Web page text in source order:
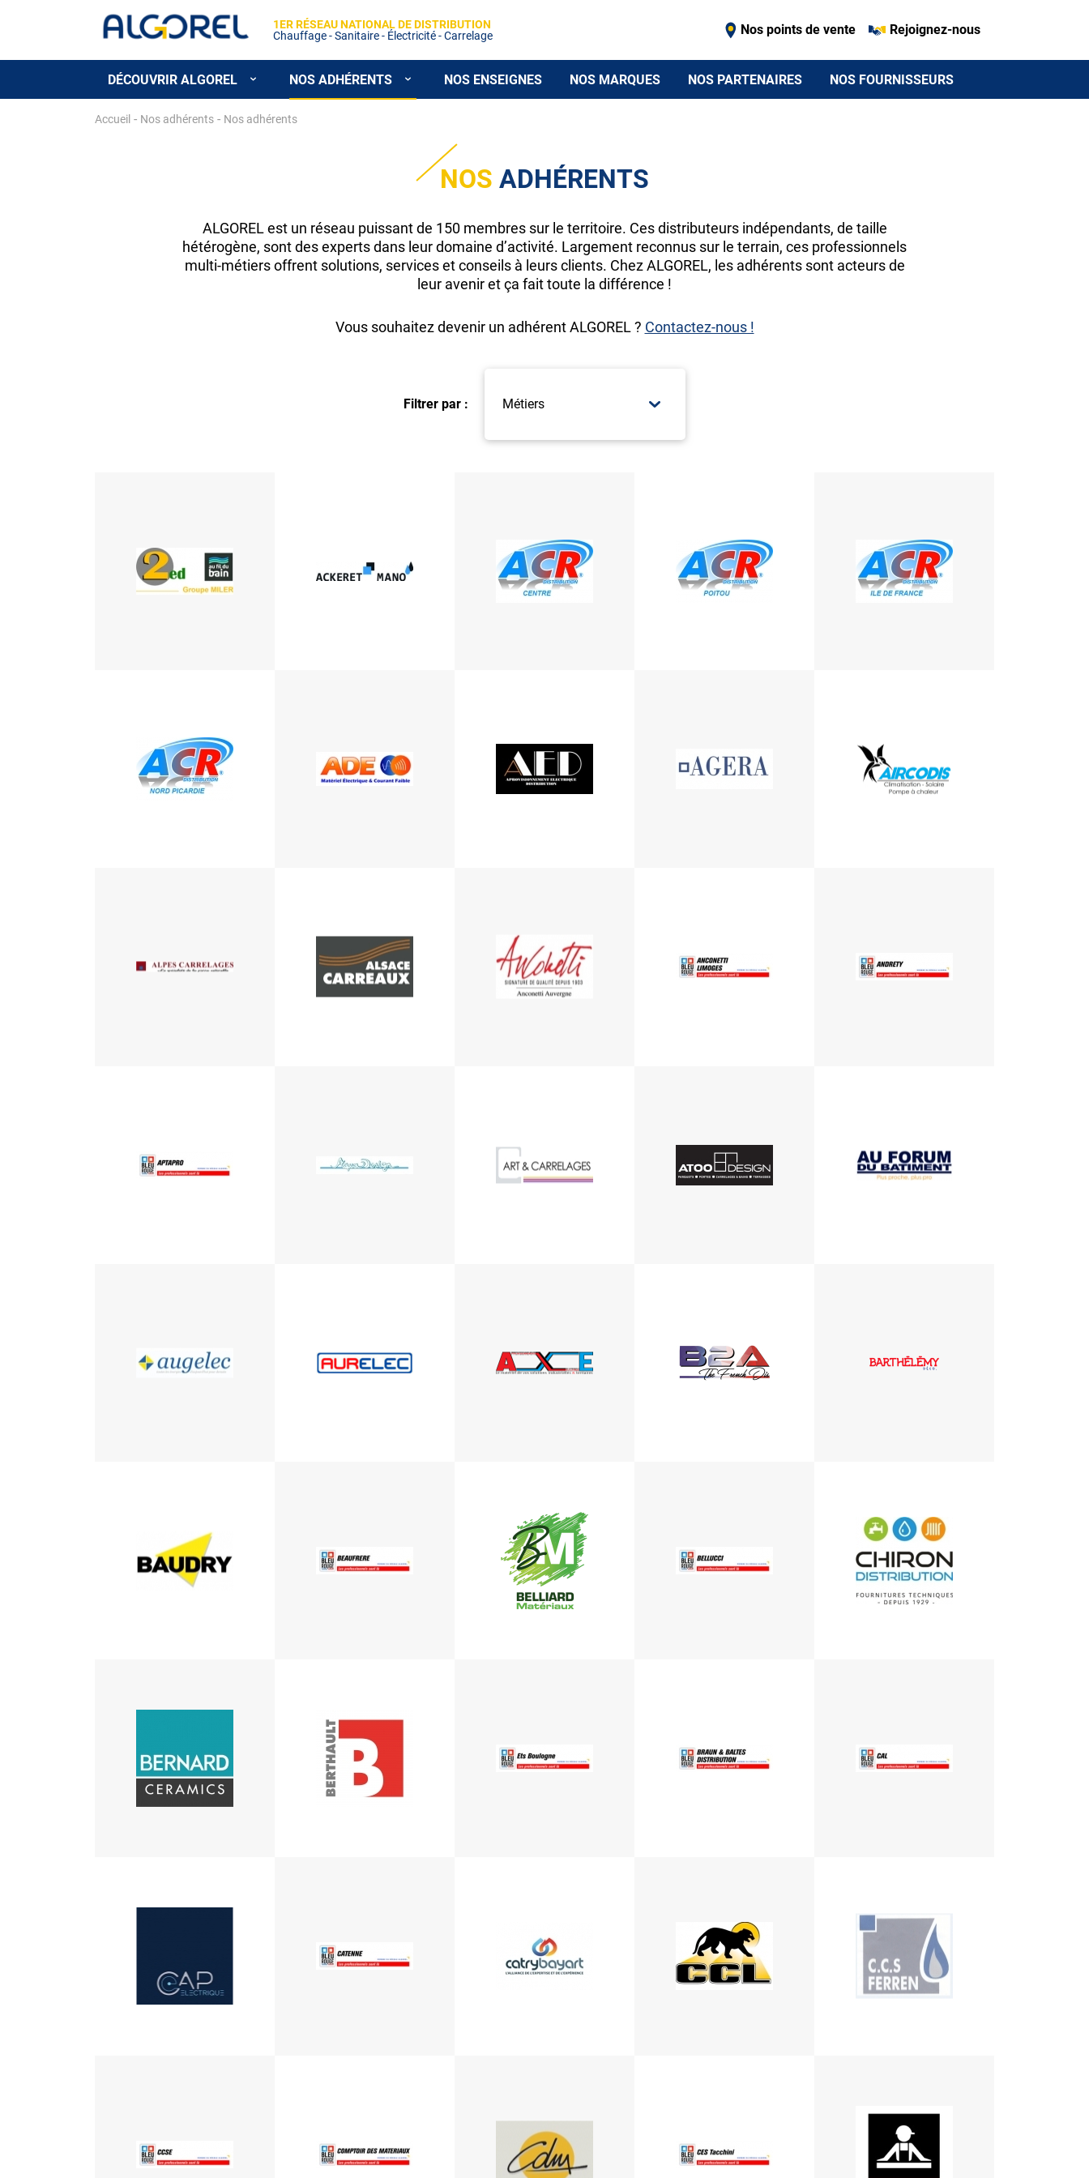
1ER RÉSEAU NATIONAL DE DISTRIBUTION
Chauffage - Sanitaire - Électricité - Carrelage
Nos points de vente Rejoignez-nous
DÉCOUVRIR ALGOREL NOS ADHÉRENTS NOS ENSEIGNES NOS MARQUES NOS PARTENAIRES NOS FOURNISSEURS
Accueil - Nos adhérents - Nos adhérents
NOS ADHÉRENTS
ALGOREL est un réseau puissant de 150 membres sur le territoire. Ces distributeurs indépendants, de taille
hétérogène, sont des experts dans leur domaine d’activité. Largement reconnus sur le terrain, ces professionnels
multi-métiers offrent solutions, services et conseils à leurs clients. Chez ALGOREL, les adhérents sont acteurs de
leur avenir et ça fait toute la différence !
Vous souhaitez devenir un adhérent ALGOREL ? Contactez-nous !
Filtrer par : Métiers